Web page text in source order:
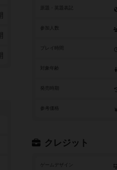
参加人数
参考価格
クレジット
ゲームデザイン